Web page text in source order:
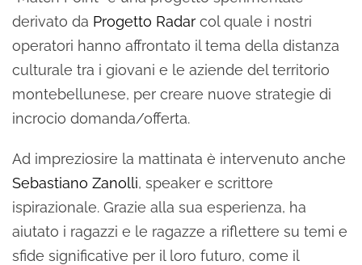
derivato da Progetto Radar col quale i nostri
operatori hanno affrontato il tema della distanza
culturale tra i giovani e le aziende del territorio
montebellunese, per creare nuove strategie di
incrocio domanda/offerta.
Ad impreziosire la mattinata è intervenuto anche
Sebastiano Zanolli, speaker e scrittore
ispirazionale. Grazie alla sua esperienza, ha
aiutato i ragazzi e le ragazze a riflettere su temi e
sfide significative per il loro futuro, come il